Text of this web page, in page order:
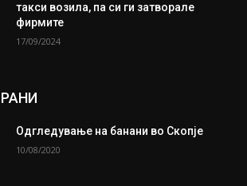
такси возила, па си ги затворале
фирмите
17/09/2024
Одгледување на банани во Скопје
10/08/2020